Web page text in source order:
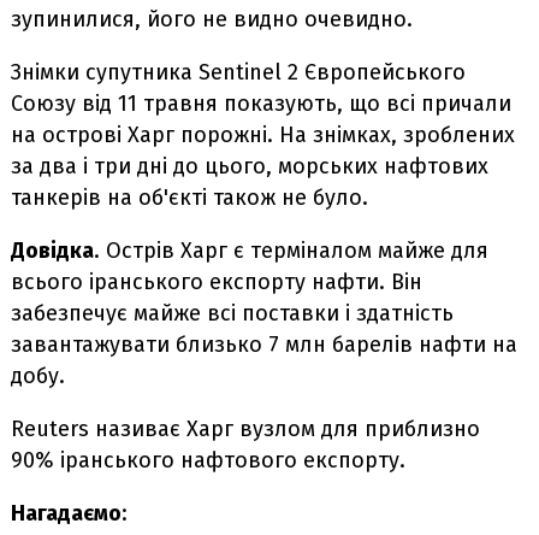
зупинилися, його не видно очевидно.
Знімки супутника Sentinel 2 Європейського
Союзу від 11 травня показують, що всі причали
на острові Харг порожні. На знімках, зроблених
за два і три дні до цього, морських нафтових
танкерів на об'єкті також не було.
Довідка. Острів Харг є терміналом майже для
всього іранського експорту нафти. Він
забезпечує майже всі поставки і здатність
завантажувати близько 7 млн барелів нафти на
добу.
Reuters називає Харг вузлом для приблизно
90% іранського нафтового експорту.
Нагадаємо: